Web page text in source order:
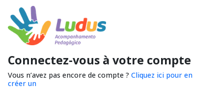
Connectez-vous à votre compte
Vous n’avez pas encore de compte ? Cliquez ici pour en
créer un